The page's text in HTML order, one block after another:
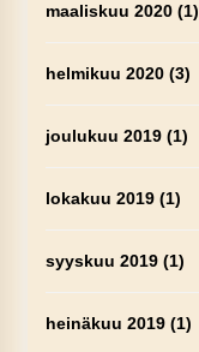
maaliskuu 2020(1)
helmikuu 2020(3)
joulukuu 2019(1)
lokakuu 2019(1)
syyskuu 2019(1)
heinäkuu 2019(1)